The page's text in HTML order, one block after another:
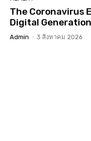
The Coronavirus
Digital
Admin - 3 สิงหาคม 2026